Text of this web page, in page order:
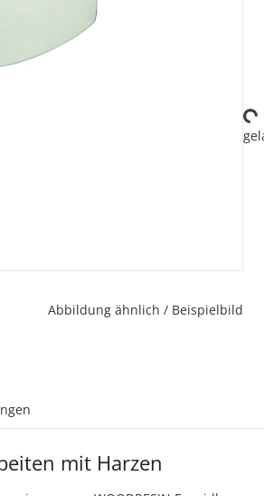
Abbildung ähnlich / Beispielbild
Loading...
mit Harzen